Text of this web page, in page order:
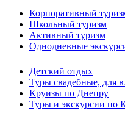
Корпоративный
Школьный туризм
Активный туризм
Однодневные
Детский отдых
Туры свадебные, для
Круизы по Днепру
Туры и экскурсии по